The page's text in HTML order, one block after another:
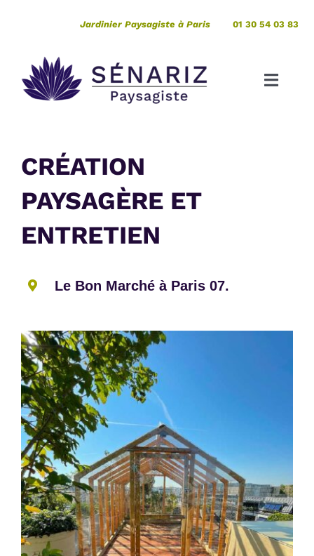
Jardinier Paysagiste à Paris 01 30 54 03 83
Toggle
Entretien
Réalisations
CRÉATION
PAYSAGÈRE ET
ENTRETIEN
Le Bon Marché à Paris 07.